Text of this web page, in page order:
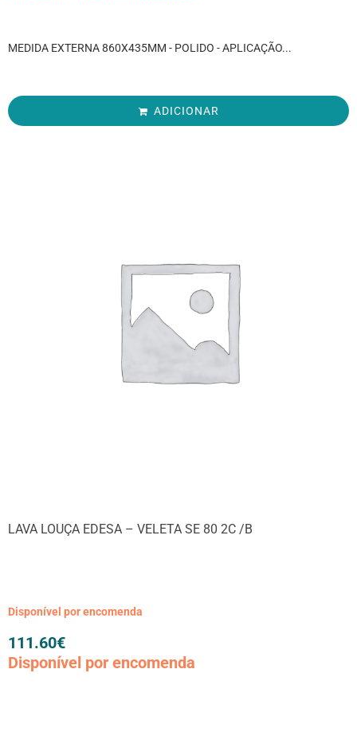
MEDIDA EXTERNA 860X435MM - POLIDO - APLICAÇÃO...
ADICIONAR
LAVA LOUÇA EDESA – VELETA SE 80 2C /B
Disponível por encomenda
111.60€
Disponível por encomenda